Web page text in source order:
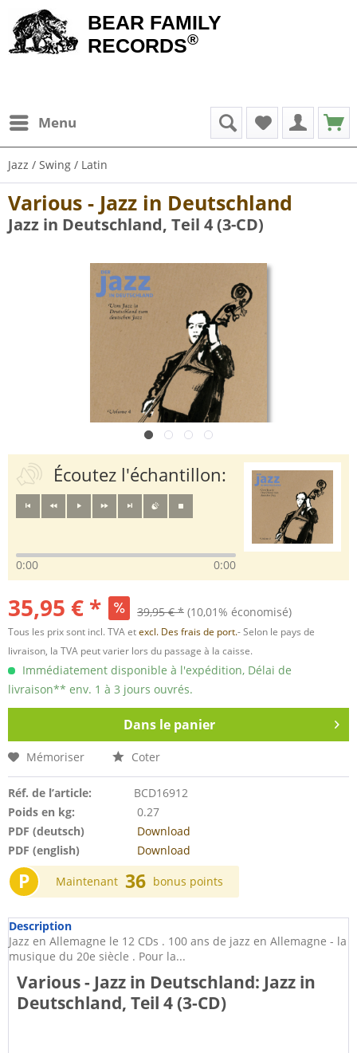
BEAR FAMILY
RECORDS®
Menu
Jazz / Swing / Latin
Various - Jazz in Deutschland
Jazz in Deutschland, Teil 4 (3-CD)
Écoutez l'échantillon:
0:00 0:00
35,95 € * 39,95 € * (10,01% économisé)
Tous les prix sont incl. TVA etexcl. Des frais de port.- Selon le pays de
livraison, la TVA peut varier lors du passage à la caisse.
Immédiatement disponible à l'expédition, Délai de
livraison** env. 1 à 3 jours ouvrés.
Dans le panier
Mémoriser Coter
Réf. de l’article:
BCD16912
Poids en kg:
0.27
PDF (deutsch)
Download
PDF (english)
Download
P Maintenant 36 bonus points
Description
Jazz en Allemagne le 12 CDs . 100 ans de jazz en Allemagne - la
musique du 20e siècle . Pour la...
Various - Jazz in Deutschland: Jazz in
Deutschland, Teil 4 (3-CD)